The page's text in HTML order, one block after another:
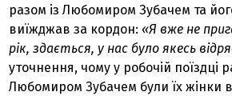
разом із Любомиром Зубачем та
виїжджав за кордон:«Я вже не
рік, здається, у нас було якесь
уточнення, чому у робочій поїздці
Любомиром Зубачем були їх жінки